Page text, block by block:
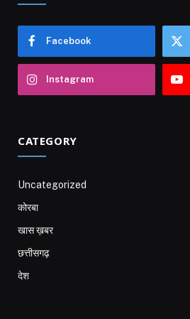
Facebook
Instagram
CATEGORY
Uncategorized
कोरबा
खास ख़बर
छत्तीसगढ़
देश